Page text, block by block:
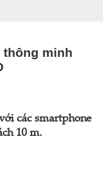
thông minh
các smartphone
10 m.